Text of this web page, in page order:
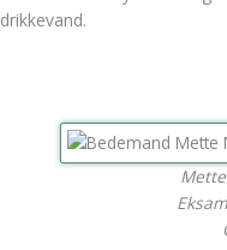
drikkevand.